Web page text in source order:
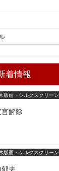
着情報
版画・シルクスクリーン
解除
版画・シルクスクリーン
郁夫